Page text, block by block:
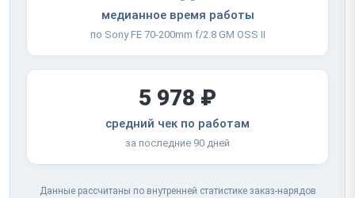
медианное время работы
по Sony FE 70-200mm f/2.8 GM OSS II
5 978 ₽
средний чек по работам
за последние 90 дней
Данные рассчитаны по внутренней статистике заказ-нарядов